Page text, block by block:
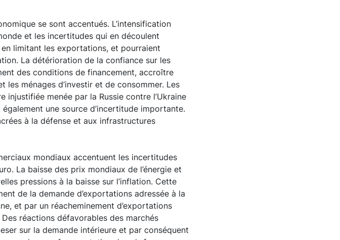
se sont accentués. L’intensification
et les incertitudes qui en découlent
limitant les exportations, et pourraient
La détérioration de la confiance sur les
des conditions de financement, accroître
les ménages d’investir et de consommer. Les
menée par la Russie contre l’Ukraine
une source d’incertitude importante.
à la défense et aux infrastructures
mondiaux accentuent les incertitudes
La baisse des prix mondiaux de l’énergie et
pressions à la baisse sur l’inflation. Cette
de la demande d’exportations adressée à la
et par un réacheminement d’exportations
réactions défavorables des marchés
sur la demande intérieure et par conséquent